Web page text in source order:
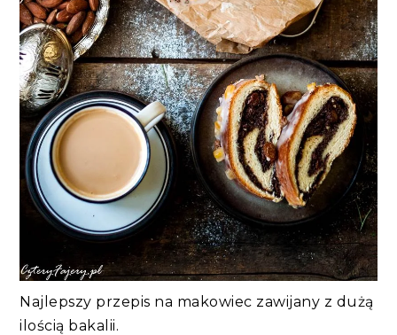
Najlepszy przepis na makowiec zawijany z dużą
ilością bakalii.